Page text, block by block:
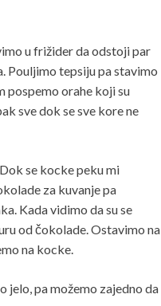
u frižider da odstoji par
Pouljimo tepsiju pa stavimo
pospemo orahe koji su
sve dok se sve kore ne
se kocke peku mi
za kuvanje pa
Kada vidimo da su se
od čokolade. Ostavimo na
na kocke.
jelo, pa možemo zajedno da